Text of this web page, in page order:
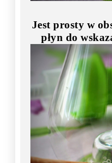
Jest prosty w
płyn do